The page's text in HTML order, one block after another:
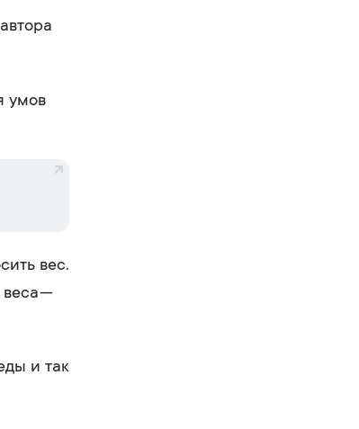
умов
вес.
—
и так